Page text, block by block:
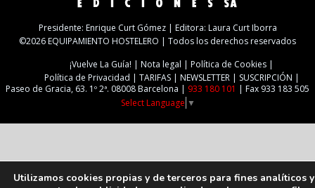
Presidente: Enrique Curt Gómez | Editora: Laura Curt Iborra
©2026 EQUIPAMIENTO HOSTELERO | Todos los derechos reservados
¡Vuelve La Guía!
Nota legal
Política de Cookies
Política de Privacidad
TARIFAS NEWSLETTER
SUSCRIPCIÓN
Paseo de Gracia, 63. 1º 2ª. 08008 Barcelona | 933 180 101 | Fax 933 183 505
Select Language ▼
Utilizamos cookies propias y de terceros para fines analíticos y